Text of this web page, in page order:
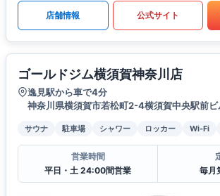
店舗情報 公式サイト
ゴールドジム横須賀神奈川店
逸見駅から車で4分
神奈川県横須賀市若松町2-4横須賀中央駅前ビ
サウナ 駐車場 シャワー ロッカー Wi-Fi
営業時間
平日・土 24:00間営業
毎月